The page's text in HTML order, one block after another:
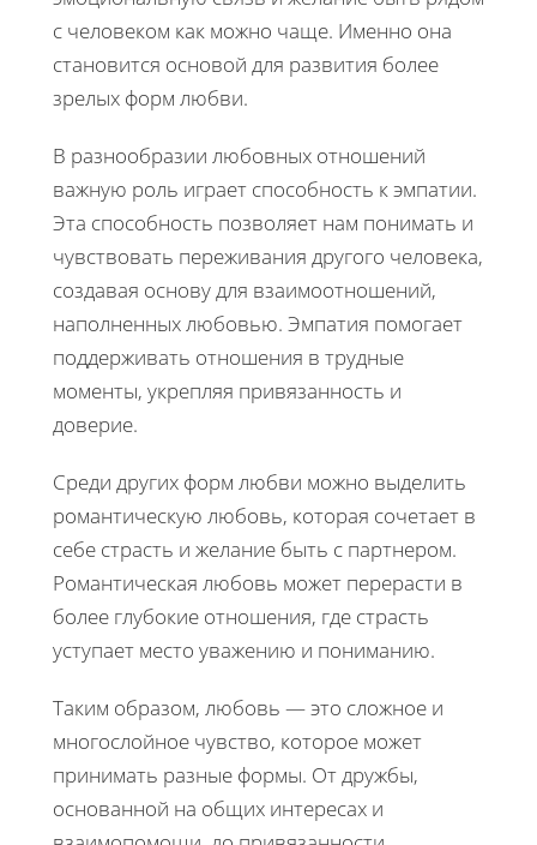
с человеком как можно чаще. Именно она
становится основой для развития более
зрелых форм любви.
В разнообразии любовных отношений
важную роль играет способность к эмпатии.
Эта способность позволяет нам понимать и
чувствовать переживания другого человека,
создавая основу для взаимоотношений,
наполненных любовью. Эмпатия помогает
поддерживать отношения в трудные
моменты, укрепляя привязанность и
доверие.
Среди других форм любви можно выделить
романтическую любовь, которая сочетает в
себе страсть и желание быть с партнером.
Романтическая любовь может перерасти в
более глубокие отношения, где страсть
уступает место уважению и пониманию.
Таким образом, любовь — это сложное и
многослойное чувство, которое может
принимать разные формы. От дружбы,
основанной на общих интересах и